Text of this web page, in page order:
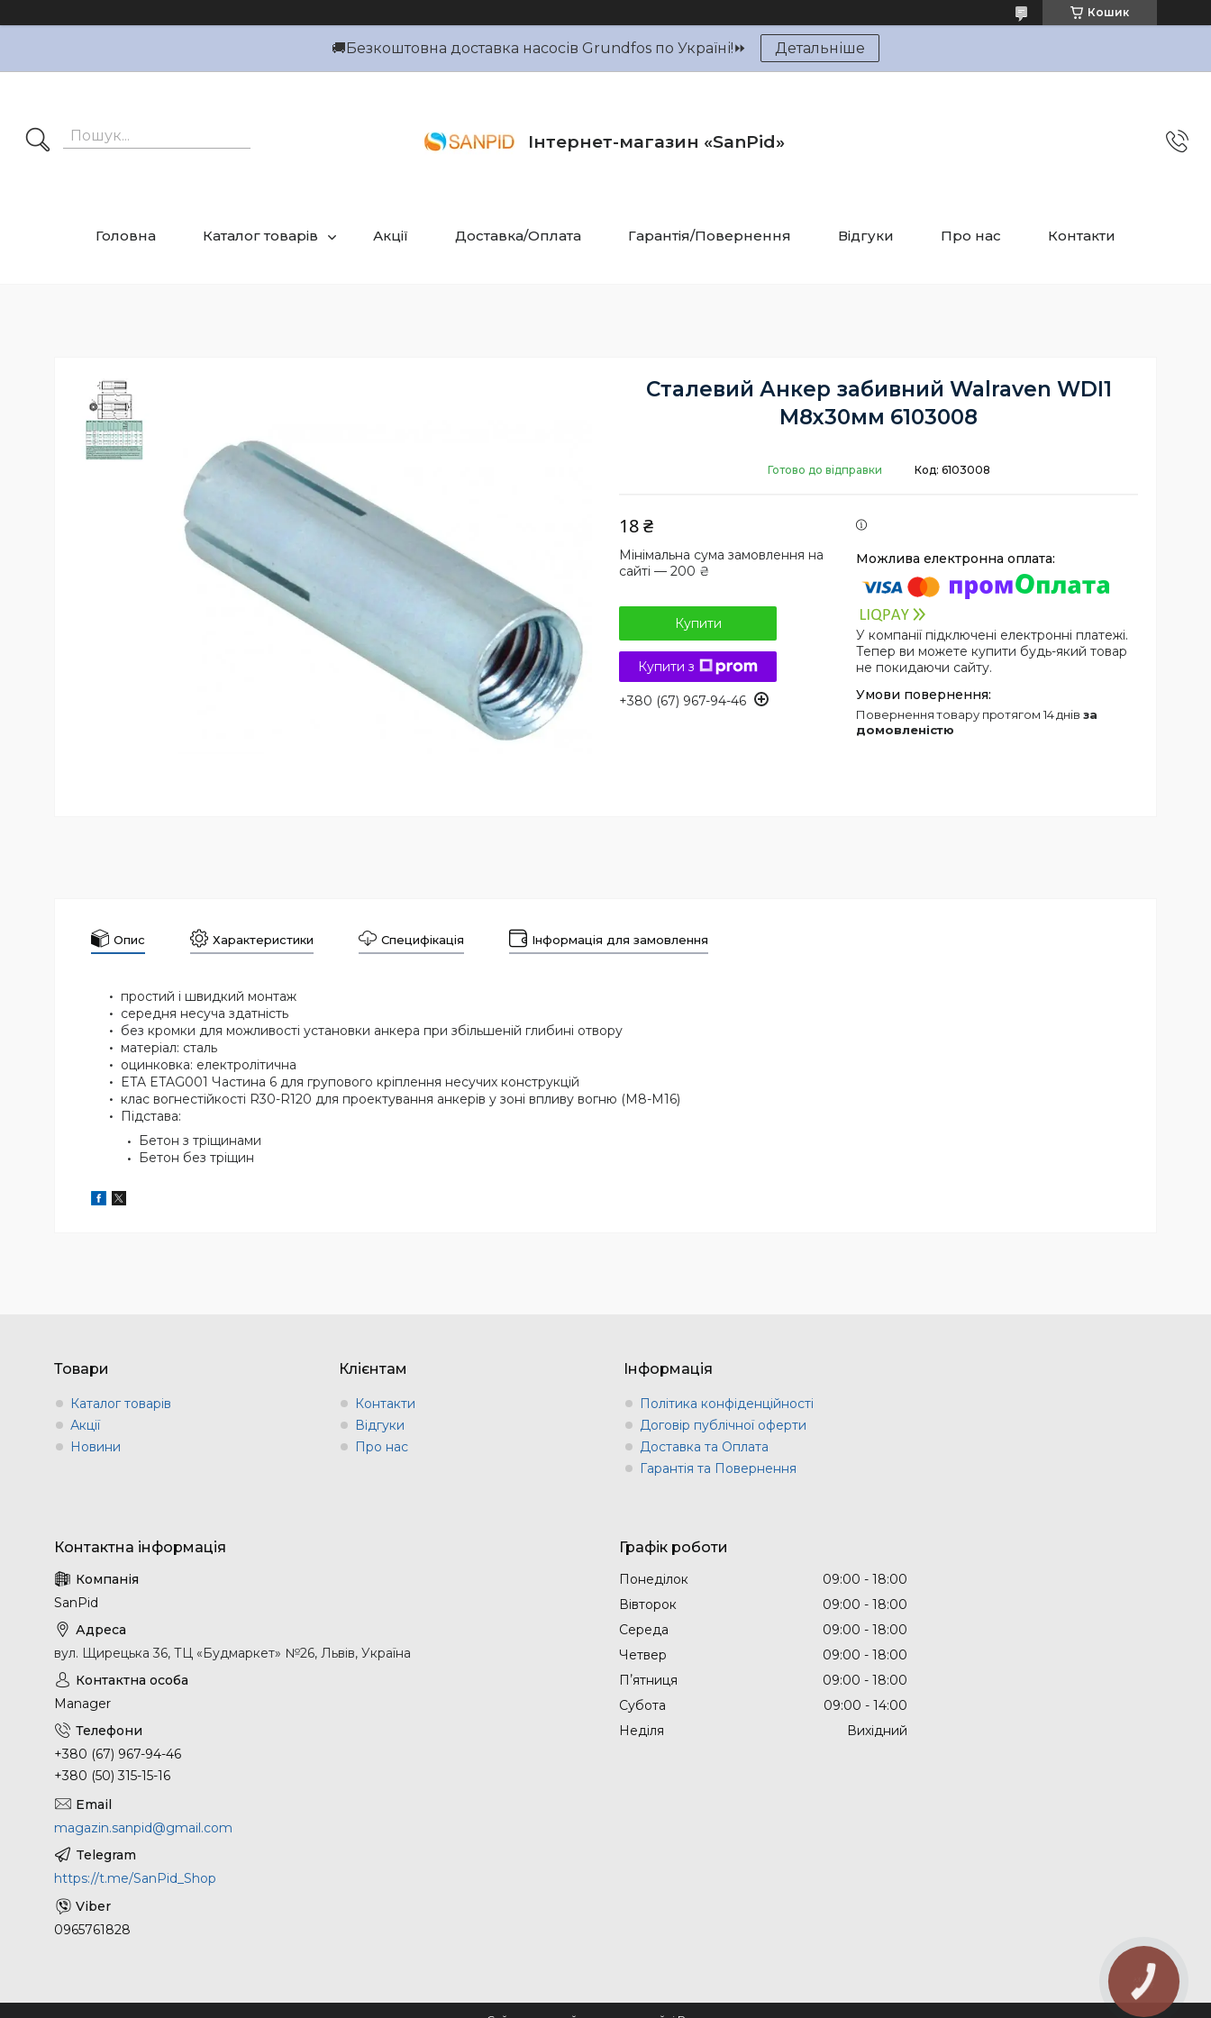
Кошик
🚚Безкоштовна доставка насосів Grundfos по Україні!⏩ Детальніше
Інтернет-магазин «SanPid»
Головна Каталог товарів Акції Доставка/Оплата Гарантія/Повернення Відгуки Про нас Контакти
Сталевий Анкер забивний Walraven WDI1
М8х30мм 6103008
Готово до відправки Код: 6103008
18 ₴
Мінімальна сума замовлення на
сайті — 200 ₴
Купити
Купити з
+380 (67) 967-94-46
У компанії підключені електронні платежі.
Тепер ви можете купити будь-який товар
не покидаючи сайту.
повернення товару протягом 14 днів за
домовленістю
Опис Характеристики Специфікація Інформація для замовлення
простий і швидкий монтаж
середня несуча здатність
без кромки для можливості установки анкера при збільшеній глибині отвору
матеріал: сталь
оцинковка: електролітична
ETA ETAG001 Частина 6 для групового кріплення несучих конструкцій
клас вогнестійкості R30-R120 для проектування анкерів у зоні впливу вогню (M8-M16)
Підстава:
Бетон з тріщинами
Бетон без тріщин
Товари
Каталог товарів
Акції
Новини
Клієнтам
Контакти
Відгуки
Про нас
Інформація
Політика конфіденційності
Договір публічної оферти
Доставка та Оплата
Гарантія та Повернення
SanPid
вул. Щирецька 36, ТЦ «Будмаркет» №26, Львів, Україна
Manager
+380 (67) 967-94-46
+380 (50) 315-15-16
magazin.sanpid@gmail.com
https://t.me/SanPid_Shop
0965761828
Графік роботи
Понеділок 09:00
18:00
Вівторок
09:00
18:00
Середа
09:00
18:00
Четвер
09:00
18:00
Пʼятниця
09:00
18:00
Субота
09:00
14:00
Неділя
Вихідний
КНОПКА
ЗВ'ЯЗКУ